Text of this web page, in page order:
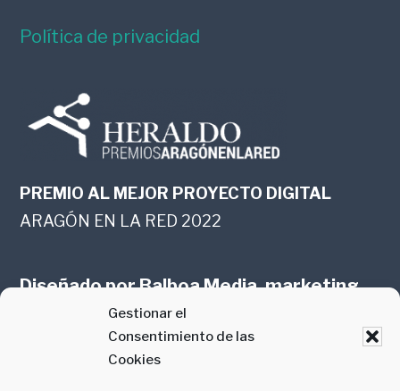
Gestionar el
Consentimiento de las
Cookies
Política de privacidad
PREMIO AL MEJOR PROYECTO DIGITAL
ARAGÓN EN LA RED 2022
Diseñado porBalboa Media, marketing
online en Zaragoza